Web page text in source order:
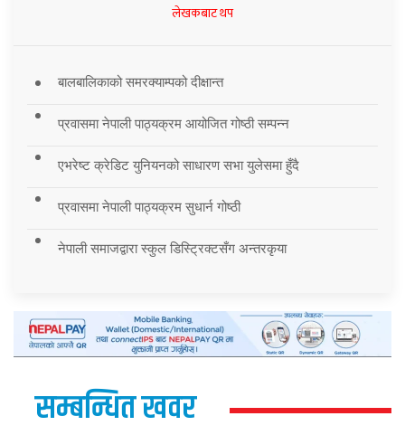
लेखकबाट थप
बालबालिकाको समरक्याम्पको दीक्षान्त
प्रवासमा नेपाली पाठ्यक्रम आयोजित गोष्ठी सम्पन्न
एभरेष्ट क्रेडिट युनियनको साधारण सभा युलेसमा हुँदै
प्रवासमा नेपाली पाठ्यक्रम सुधार्न गोष्ठी
नेपाली समाजद्वारा स्कुल डिस्ट्रिक्टसँग अन्तरकृया
सम्बन्धित खवर